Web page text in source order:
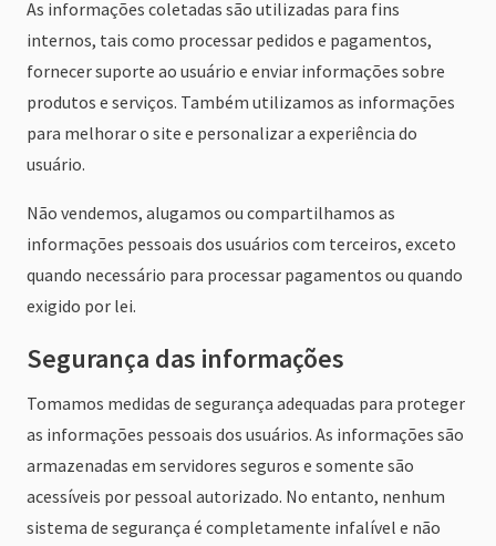
As informações coletadas são utilizadas para fins
internos, tais como processar pedidos e pagamentos,
fornecer suporte ao usuário e enviar informações sobre
produtos e serviços. Também utilizamos as informações
para melhorar o site e personalizar a experiência do
usuário.
Não vendemos, alugamos ou compartilhamos as
informações pessoais dos usuários com terceiros, exceto
quando necessário para processar pagamentos ou quando
exigido por lei.
Segurança das informações
Tomamos medidas de segurança adequadas para proteger
as informações pessoais dos usuários. As informações são
armazenadas em servidores seguros e somente são
acessíveis por pessoal autorizado. No entanto, nenhum
sistema de segurança é completamente infalível e não